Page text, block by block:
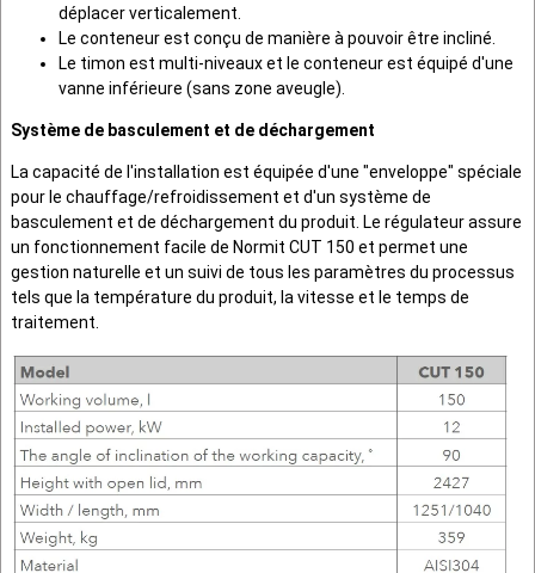
déplacer verticalement.
Le conteneur est conçu de manière à pouvoir être incliné.
Le timon est multi-niveaux et le conteneur est équipé d'une
vanne inférieure (sans zone aveugle).
Système de basculement et de déchargement
La capacité de l'installation est équipée d'une "enveloppe" spéciale
pour le chauffage/refroidissement et d'un système de
basculement et de déchargement du produit. Le régulateur assure
un fonctionnement facile de Normit CUT 150 et permet une
gestion naturelle et un suivi de tous les paramètres du processus
tels que la température du produit, la vitesse et le temps de
traitement.